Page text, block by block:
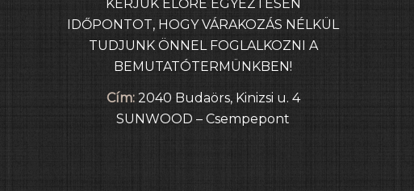
KÉRJÜK ELŐRE EGYEZTESEN
IDŐPONTOT, HOGY VÁRAKOZÁS NÉLKÜL
TUDJUNK ÖNNEL FOGLALKOZNI A
BEMUTATÓTERMÜNKBEN!
Cím:2040 Budaörs, Kinizsi u. 4
SUNWOOD – Csempepont